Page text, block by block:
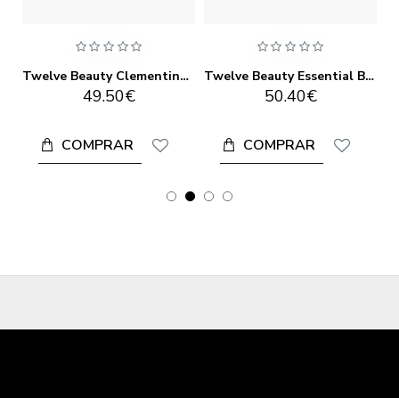
Twelve Beauty Clementine Cleansing Balm 100ml
49.50€
COMPRAR
Twelve Beauty Essential Bio-Technological Moisturiser 50ml
50.40€
COMPRAR